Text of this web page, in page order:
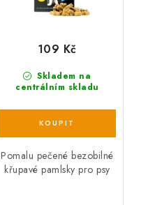
Skladem na
centrálním skladu
109 Kč
Pomalu pečené bezobilné
křupavé pamlsky pro psy